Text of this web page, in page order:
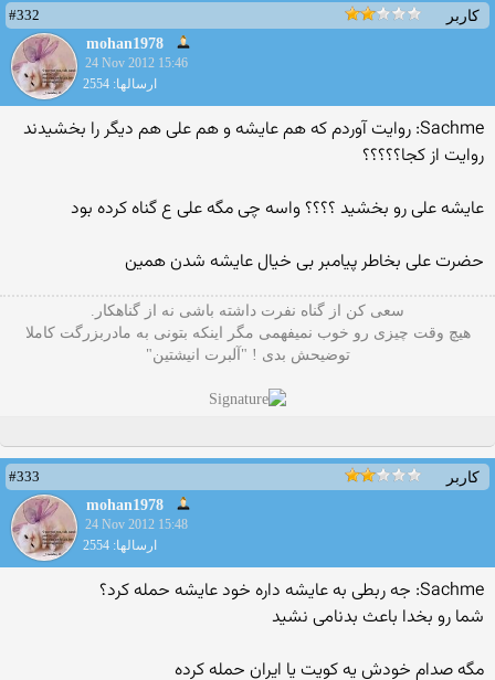
کاربر
#332
mohan1978
24 Nov 2012 15:46
ارسالها: 2554
Sachme: روایت آوردم که هم عایشه و هم علی هم دیگر را بخشیدند
روایت از کجا؟؟؟؟؟
عایشه علی رو بخشید ؟؟؟؟ واسه چی مگه علی ع گناه کرده بود
حضرت علی بخاطر پیامبر بی خیال عایشه شدن همین
سعی کن از گناه نفرت داشته باشی نه از گناهکار.
هیچ وقت چیزی رو خوب نمیفهمی مگر اینکه بتونی به مادربزرگت کاملا
توضیحش بدی ! "آلبرت انیشتین"
کاربر
#333
mohan1978
24 Nov 2012 15:48
ارسالها: 2554
Sachme: جه ربطی به عایشه داره خود عایشه حمله کرد؟
شما رو بخدا باعث بدنامی نشید
مگه صدام خودش یه کویت یا ایران حمله کرده